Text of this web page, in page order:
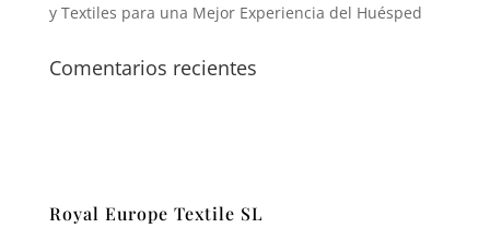
y Textiles para una Mejor Experiencia del Huésped
Comentarios recientes
Royal Europe Textile SL